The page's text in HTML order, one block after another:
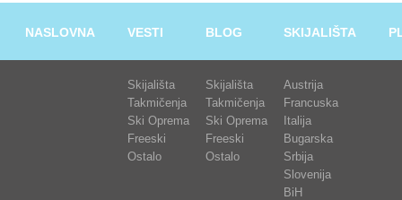
NASLOVNA VESTI
Skijališta
Takmičenja
Ski Oprema
Freeski
Ostalo
BLOG
Skijališta
Takmičenja
Ski Oprema
Freeski
Ostalo
SKIJALIŠTA
Austrija
Francuska
Italija
Bugarska
Srbija
Slovenija
BiH